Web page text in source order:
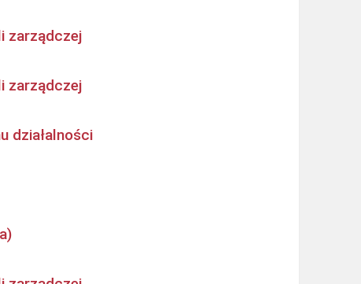
zarządczej
zarządczej
działalności